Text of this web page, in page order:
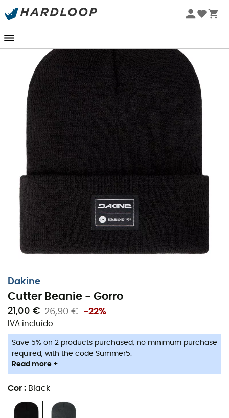
Promoções de verão 🔥 -5% EXTRA a partir de 2 produtos*
Dakine
Cutter Beanie - Gorro
21,00 € 26,90 € -22%
IVA incluído
Save 5% on 2 products purchased, no minimum purchase
required, with the code Summer5.
Read more +
Cor : Black